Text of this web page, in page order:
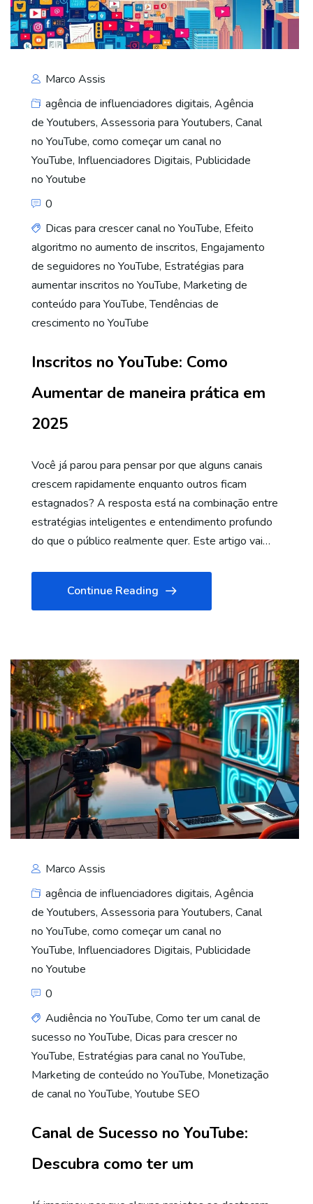
Marco Assis
agência de influenciadores digitais, Agência
de Youtubers, Assessoria para Youtubers, Canal
no YouTube, como começar um canal no
YouTube, Influenciadores Digitais, Publicidade
no Youtube
0
Dicas para crescer canal no YouTube, Efeito
algoritmo no aumento de inscritos, Engajamento
de seguidores no YouTube, Estratégias para
aumentar inscritos no YouTube, Marketing de
conteúdo para YouTube,Tendências de
crescimento no YouTube
Inscritos no YouTube: Como
Aumentar de maneira prática em
2025
Você já parou para pensar por que alguns canais
crescem rapidamente enquanto outros ficam
estagnados? A resposta está na combinação entre
estratégias inteligentes e entendimento profundo
do que o público realmente quer. Este artigo vai…
Continue Reading
Marco Assis
agência de influenciadores digitais, Agência
de Youtubers, Assessoria para Youtubers, Canal
no YouTube, como começar um canal no
YouTube, Influenciadores Digitais, Publicidade
no Youtube
0
Audiência no YouTube, Como ter um canal de
sucesso no YouTube, Dicas para crescer no
YouTube, Estratégias para canal no YouTube,
Marketing de conteúdo no YouTube, Monetização
de canal no YouTube, Youtube SEO
Canal de Sucesso no YouTube:
Descubra como ter um